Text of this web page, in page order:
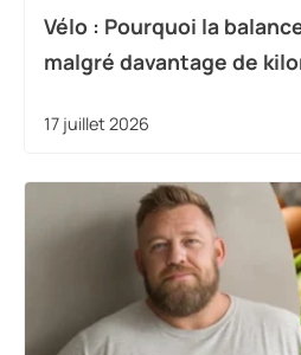
Vélo : Pourquoi la
malgré davantage de
17 juillet 2026